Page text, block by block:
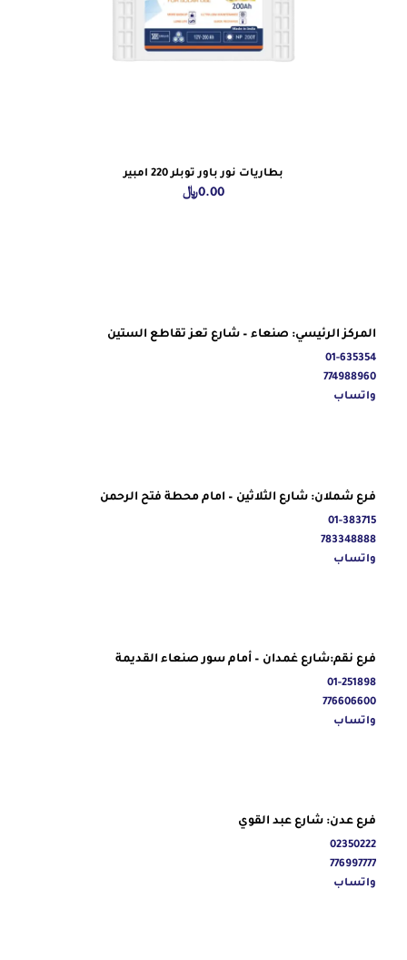
بطاريات نور باور توبلر 220 امبير
0.00﷼
المركز الرئيسي: صنعاء – شارع تعز تقاطع الستين
01-635354
774988960
واتساب
فرع شملان: شارع الثلاثين – امام محطة فتح الرحمن
01-383715
783348888
واتساب
فرع نقم:شارع غمدان – أمام سور صنعاء القديمة
01-251898
776606600
واتساب
فرع عدن: شارع عبد القوي
02350222
776997777
واتساب